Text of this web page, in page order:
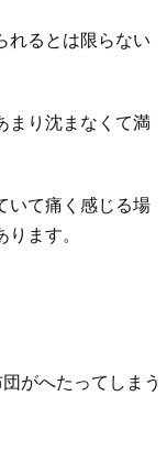
れるとは限らない
まり沈まなくて満
いて痛く感じる場
ます。
がへたってしまう